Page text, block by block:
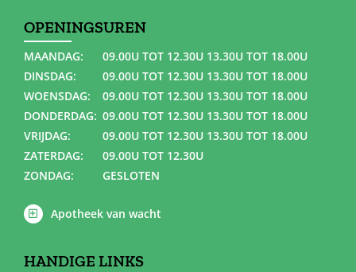
OPENINGSUREN
MAANDAG:
09.00U TOT 12.30U 13.30U TOT 18.00U
DINSDAG:
09.00U TOT 12.30U 13.30U TOT 18.00U
WOENSDAG:
09.00U TOT 12.30U 13.30U TOT 18.00U
DONDERDAG: 09.00U TOT 12.30U 13.30U TOT 18.00U
VRIJDAG:
09.00U TOT 12.30U 13.30U TOT 18.00U
ZATERDAG:
09.00U TOT 12.30U
ZONDAG:
GESLOTEN
Apotheek van wacht
HANDIGE LINKS